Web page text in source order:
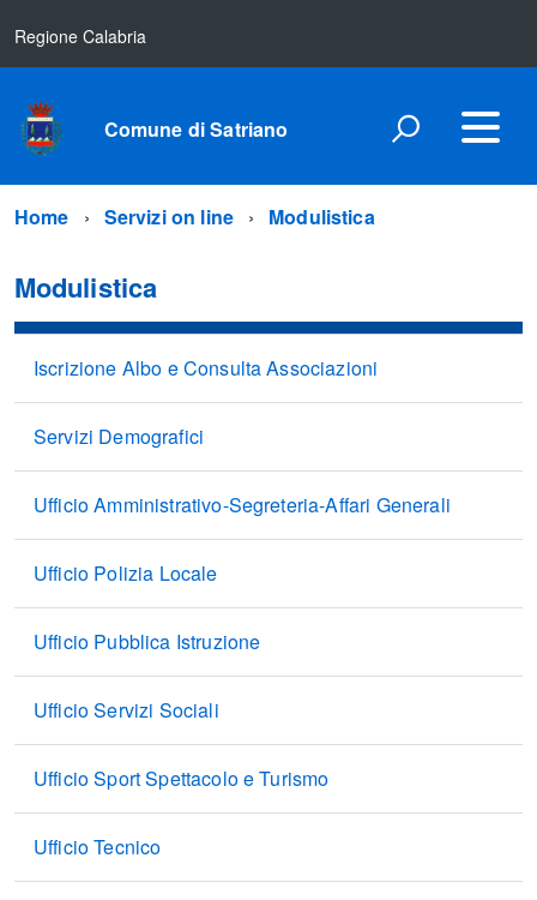
Regione Calabria
Comune di Satriano
Home Servizi on line Modulistica
Modulistica
Iscrizione Albo e Consulta Associazioni
Servizi Demografici
Ufficio Amministrativo-Segreteria-Affari Generali
Ufficio Polizia Locale
Ufficio Pubblica Istruzione
Ufficio Servizi Sociali
Ufficio Sport Spettacolo e Turismo
Ufficio Tecnico